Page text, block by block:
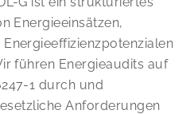
Energieeinsätzen,
führen Energieaudits auf
1 durch und
Anforderungen